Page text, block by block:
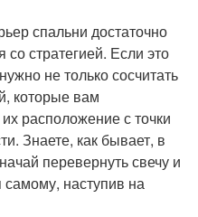
спальни достаточно
со стратегией. Если это
не только сосчитать
которые вам
расположение с точки
Знаете, как бывает, в
перевернуть свечу и
самому, наступив на